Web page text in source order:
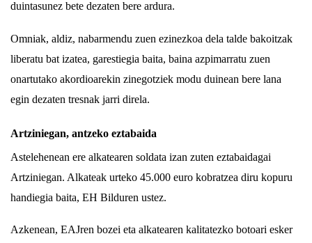
duintasunez bete dezaten bere ardura.
Omniak, aldiz, nabarmendu zuen ezinezkoa dela talde bakoitzak
liberatu bat izatea, garestiegia baita, baina azpimarratu zuen
onartutako akordioarekin zinegotziek modu duinean bere lana
egin dezaten tresnak jarri direla.
Artziniegan, antzeko eztabaida
Astelehenean ere alkatearen soldata izan zuten eztabaidagai
Artziniegan. Alkateak urteko 45.000 euro kobratzea diru kopuru
handiegia baita, EH Bilduren ustez.
Azkenean, EAJren bozei eta alkatearen kalitatezko botoari esker